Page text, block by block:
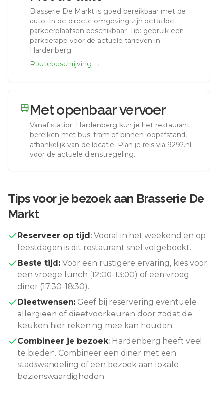
Brasserie De Markt is goed bereikbaar met de
auto. In de directe omgeving zijn betaalde
parkeerplaatsen beschikbaar. Tip: gebruik een
parkeerapp voor de actuele tarieven in
Hardenberg.
Routebeschrijving →
Met openbaar vervoer
Vanaf station Hardenberg kun je het restaurant
bereiken met bus, tram of binnen loopafstand,
afhankelijk van de locatie. Plan je reis via 9292.nl
voor de actuele dienstregeling.
Tips voor je bezoek aan Brasserie De
Markt
Reserveer op tijd: Vooral in het weekend en op
feestdagen is dit restaurant snel volgeboekt.
Beste tijd: Voor een rustigere ervaring, kies voor
een vroege lunch (12:00-13:00) of een vroeg
diner (17:30-18:30).
Dieetwensen: Geef bij reservering eventuele
allergieën of dieetvoorkeuren door zodat de
keuken hier rekening mee kan houden.
Combineer je bezoek: Hardenberg heeft veel
te bieden. Combineer een diner met een
stadswandeling of een bezoek aan lokale
bezienswaardigheden.